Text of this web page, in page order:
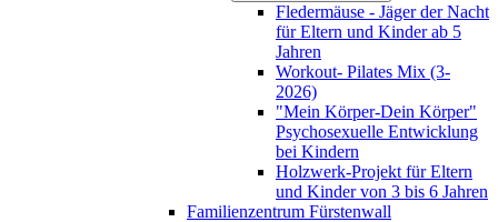
Fledermäuse - Jäger der Nacht
für Eltern und Kinder ab 5
Jahren
Workout- Pilates Mix (3-
2026)
"Mein Körper-Dein Körper"
Psychosexuelle Entwicklung
bei Kindern
Holzwerk-Projekt für Eltern
und Kinder von 3 bis 6 Jahren
Familienzentrum Fürstenwall